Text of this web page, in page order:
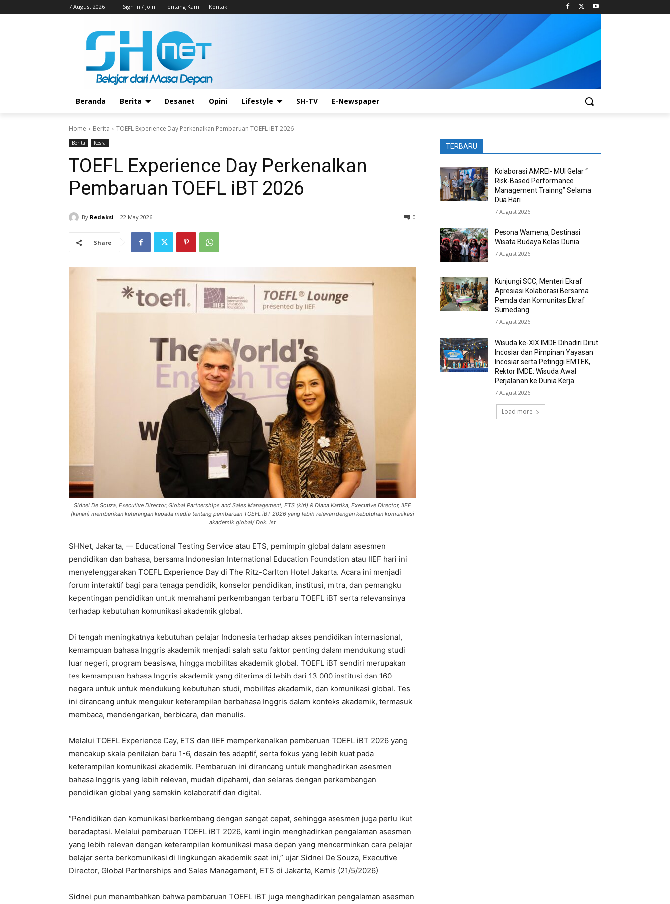
7 August 2026 Sign in / Join Tentang Kami Kontak
Beranda Berita Desanet Opini Lifestyle SH-TV E-Newspaper
Home Berita TOEFL Experience Day Perkenalkan Pembaruan TOEFL iBT 2026
Berita Kesra
TOEFL Experience Day Perkenalkan
Pembaruan TOEFL iBT 2026
By Redaksi 22 May 2026 0
Share
Sidnei De Souza, Executive Director, Global Partnerships and Sales Management, ETS (kiri) & Diana Kartika, Executive Director, IIEF
(kanan) memberikan keterangan kepada media tentang pembaruan TOEFL iBT 2026 yang lebih relevan dengan kebutuhan komunikasi
akademik global/ Dok. Ist
SHNet, Jakarta, — Educational Testing Service atau ETS, pemimpin global dalam asesmen
pendidikan dan bahasa, bersama Indonesian International Education Foundation atau IIEF hari ini
menyelenggarakan TOEFL Experience Day di The Ritz-Carlton Hotel Jakarta. Acara ini menjadi
forum interaktif bagi para tenaga pendidik, konselor pendidikan, institusi, mitra, dan pemangku
kepentingan pendidikan untuk memahami perkembangan terbaru TOEFL iBT serta relevansinya
terhadap kebutuhan komunikasi akademik global.
Di tengah meningkatnya kebutuhan pelajar Indonesia terhadap akses pendidikan internasional,
kemampuan bahasa Inggris akademik menjadi salah satu faktor penting dalam mendukung studi
luar negeri, program beasiswa, hingga mobilitas akademik global. TOEFL iBT sendiri merupakan
tes kemampuan bahasa Inggris akademik yang diterima di lebih dari 13.000 institusi dan 160
negara untuk untuk mendukung kebutuhan studi, mobilitas akademik, dan komunikasi global. Tes
ini dirancang untuk mengukur keterampilan berbahasa Inggris dalam konteks akademik, termasuk
membaca, mendengarkan, berbicara, dan menulis.
Melalui TOEFL Experience Day, ETS dan IIEF memperkenalkan pembaruan TOEFL iBT 2026 yang
mencakup skala penilaian baru 1-6, desain tes adaptif, serta fokus yang lebih kuat pada
keterampilan komunikasi akademik. Pembaruan ini dirancang untuk menghadirkan asesmen
bahasa Inggris yang lebih relevan, mudah dipahami, dan selaras dengan perkembangan
pendidikan global yang semakin kolaboratif dan digital.
“Pendidikan dan komunikasi berkembang dengan sangat cepat, sehingga asesmen juga perlu ikut
beradaptasi. Melalui pembaruan TOEFL iBT 2026, kami ingin menghadirkan pengalaman asesmen
yang lebih relevan dengan keterampilan komunikasi masa depan yang mencerminkan cara pelajar
belajar serta berkomunikasi di lingkungan akademik saat ini,” ujar Sidnei De Souza, Executive
Director, Global Partnerships and Sales Management, ETS di Jakarta, Kamis (21/5/2026)
Sidnei pun menambahkan bahwa pembaruan TOEFL iBT juga menghadirkan pengalaman asesmen
TERBARU
Kolaborasi AMREI- MUI Gelar “
Risk-Based Performance
Management Trainng” Selama
Dua Hari
7 August 2026
Pesona Wamena, Destinasi
Wisata Budaya Kelas Dunia
7 August 2026
Kunjungi SCC, Menteri Ekraf
Apresiasi Kolaborasi Bersama
Pemda dan Komunitas Ekraf
Sumedang
7 August 2026
Wisuda ke-XIX IMDE Dihadiri Dirut
Indosiar dan Pimpinan Yayasan
Indosiar serta Petinggi EMTEK,
Rektor IMDE: Wisuda Awal
Perjalanan ke Dunia Kerja
7 August 2026
Load more